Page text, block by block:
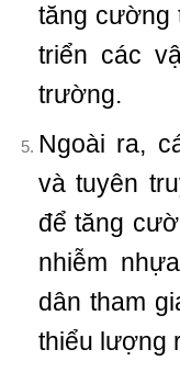
tăng cường
triển các
trường.
Ngoài ra,
và tuyên
để tăng
nhiễm
dân tham
thiểu lượng